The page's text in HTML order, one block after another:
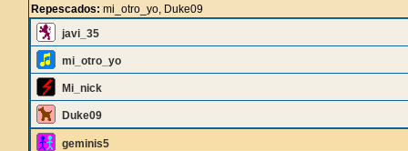
Repescados: mi_otro_yo, Duke09
javi_35
mi_otro_yo
Mi_nick
Duke09
geminis5